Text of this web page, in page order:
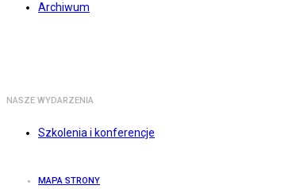
Archiwum
NASZE WYDARZENIA
Szkolenia i konferencje
MAPA STRONY